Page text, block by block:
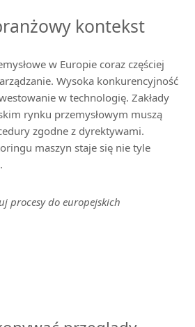
kontekst
w Europie coraz częściej
Wysoka konkurencyjność
w technologię. Zakłady
rynku przemysłowym muszą
zgodne z dyrektywami.
maszyn staje się nie tyle
procesy do europejskich